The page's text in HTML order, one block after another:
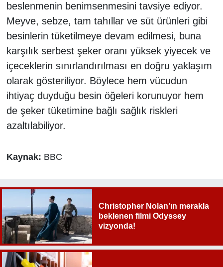
beslenmenin benimsenmesini tavsiye ediyor.
Meyve, sebze, tam tahıllar ve süt ürünleri gibi
besinlerin tüketilmeye devam edilmesi, buna
karşılık serbest şeker oranı yüksek yiyecek ve
içeceklerin sınırlandırılması en doğru yaklaşım
olarak gösteriliyor. Böylece hem vücudun
ihtiyaç duyduğu besin öğeleri korunuyor hem
de şeker tüketimine bağlı sağlık riskleri
azaltılabiliyor.
Kaynak: BBC
Christopher Nolan’ın merakla
beklenen filmi Odyssey
vizyonda!